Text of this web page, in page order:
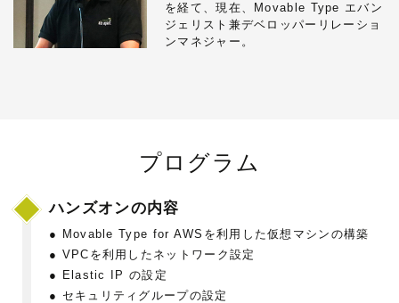
を経て、現在、Movable Type エバン
ジェリスト兼デベロッパーリレーショ
ンマネジャー。
プログラム
ハンズオンの内容
● Movable Type for AWSを利用した仮想マシンの構築
● VPCを利用したネットワーク設定
● Elastic IP の設定
● セキュリティグループの設定